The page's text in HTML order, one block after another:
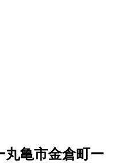
丸亀市金倉町ー